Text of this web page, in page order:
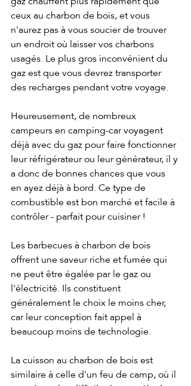
ceux au charbon de bois, et vous
n'aurez pas à vous soucier de trouver
un endroit où laisser vos charbons
usagés. Le plus gros inconvénient du
gaz est que vous devrez transporter
des recharges pendant votre voyage.
Heureusement, de nombreux
campeurs en camping-car voyagent
déjà avec du gaz pour faire fonctionner
leur réfrigérateur ou leur générateur, il y
a donc de bonnes chances que vous
en ayez déjà à bord. Ce type de
combustible est bon marché et facile à
contrôler - parfait pour cuisiner !
Les barbecues à charbon de bois
offrent une saveur riche et fumée qui
ne peut être égalée par le gaz ou
l'électricité. Ils constituent
généralement le choix le moins cher,
car leur conception fait appel à
beaucoup moins de technologie.
La cuisson au charbon de bois est
similaire à celle d'un feu de camp, où il